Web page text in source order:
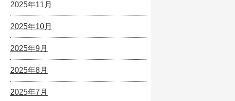
2025年11月
2025年10月
2025年9月
2025年8月
2025年7月